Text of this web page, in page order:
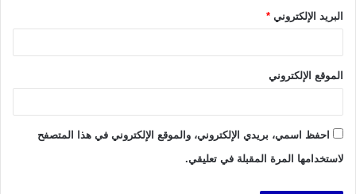
البريد الإلكتروني *
الموقع الإلكتروني
احفظ اسمي، بريدي الإلكتروني، والموقع الإلكتروني في هذا المتصفح
لاستخدامها المرة المقبلة في تعليقي.